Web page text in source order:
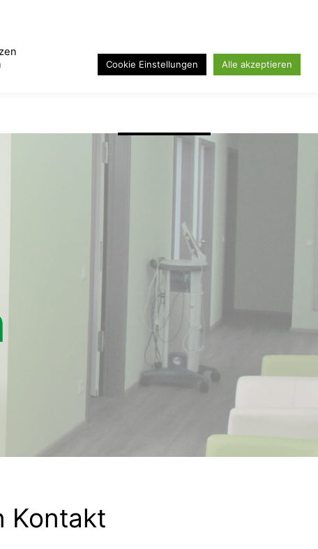
Kontaktdaten
Kontakt
Cookie Einstellungen Alle akzeptieren